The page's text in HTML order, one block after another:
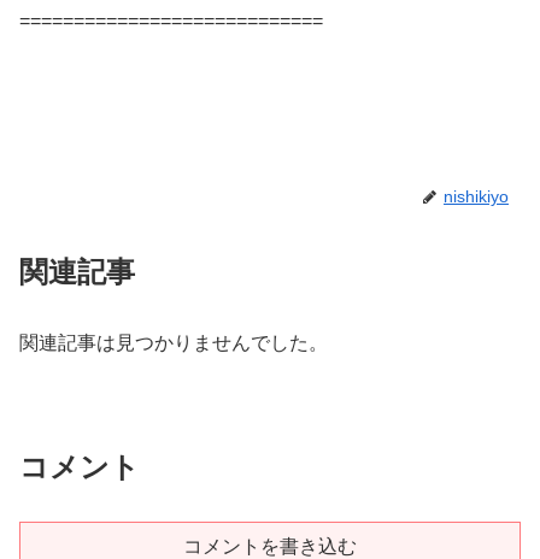
============================
nishikiyo
関連記事
関連記事は見つかりませんでした。
コメント
コメントを書き込む